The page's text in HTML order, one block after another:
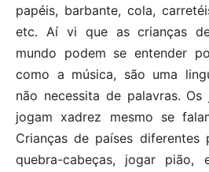
papéis, barbante, cola,
etc. Aí vi que as crianças
mundo podem se entender
como a música, são uma
não necessita de palavras.
jogam xadrez mesmo se
Crianças de países diferentes
quebra-cabeças, jogar pião,